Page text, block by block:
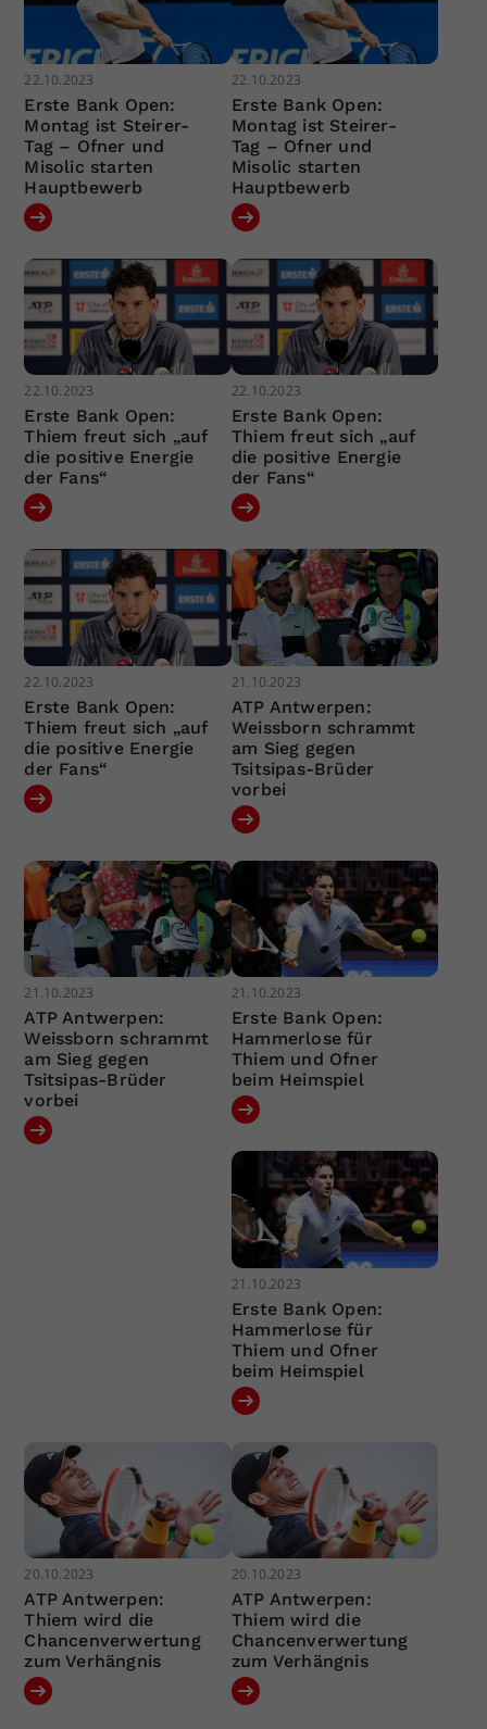
22.10.2023
Erste Bank Open:
Montag ist Steirer-
Tag – Ofner und
Misolic starten
Hauptbewerb
22.10.2023
Erste Bank Open:
Montag ist Steirer-
Tag – Ofner und
Misolic starten
Hauptbewerb
22.10.2023
Erste Bank Open:
Thiem freut sich „auf
die positive Energie
der Fans“
22.10.2023
Erste Bank Open:
Thiem freut sich „auf
die positive Energie
der Fans“
22.10.2023
Erste Bank Open:
Thiem freut sich „auf
die positive Energie
der Fans“
21.10.2023
ATP Antwerpen:
Weissborn schrammt
am Sieg gegen
Tsitsipas-Brüder
vorbei
21.10.2023
ATP Antwerpen:
Weissborn schrammt
am Sieg gegen
Tsitsipas-Brüder
vorbei
21.10.2023
Erste Bank Open:
Hammerlose für
Thiem und Ofner
beim Heimspiel
21.10.2023
Erste Bank Open:
Hammerlose für
Thiem und Ofner
beim Heimspiel
20.10.2023
ATP Antwerpen:
Thiem wird die
Chancenverwertung
zum Verhängnis
20.10.2023
ATP Antwerpen:
Thiem wird die
Chancenverwertung
zum Verhängnis